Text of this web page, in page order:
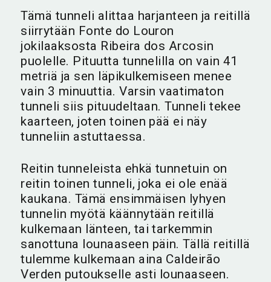
Tämä tunneli alittaa harjanteen ja reitillä
siirrytään Fonte do Louron
jokilaaksosta Ribeira dos Arcosin
puolelle. Pituutta tunnelilla on vain 41
metriä ja sen läpikulkemiseen menee
vain 3 minuuttia. Varsin vaatimaton
tunneli siis pituudeltaan. Tunneli tekee
kaarteen, joten toinen pää ei näy
tunneliin astuttaessa.
Reitin tunneleista ehkä tunnetuin on
reitin toinen tunneli, joka ei ole enää
kaukana. Tämä ensimmäisen lyhyen
tunnelin myötä käännytään reitillä
kulkemaan länteen, tai tarkemmin
sanottuna lounaaseen päin. Tällä reitillä
tulemme kulkemaan aina Caldeirão
Verden putoukselle asti lounaaseen.